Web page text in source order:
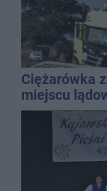
Ciężarówka
miejscu